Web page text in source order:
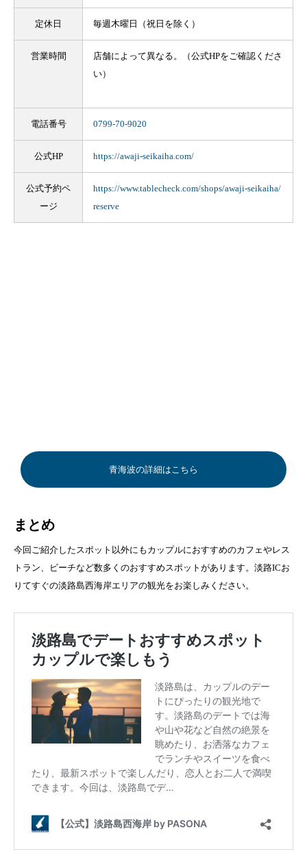
定休日 毎週木曜日（祝日を除く）
営業時間
店舗によって異なる。（公式HPをご確認くださ
い）
電話番号 0799-70-9020
公式HP https://awaji-seikaiha.com/
公式予約ペ
ージ
https://www.tablecheck.com/shops/awaji-seikaiha/
reserve
青海波の詳細はこちら
まとめ
今回ご紹介したスポット以外にもカップルにおすすめのカフェやレス
トラン、ビーチなど数多くのおすすめスポットがあります。淡路ICお
りてすぐの淡路島西海岸エリアの観光をお楽しみください。